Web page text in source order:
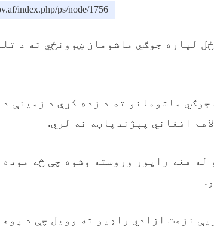
index.php/ps/node/1756
لپاره جوګي ماشومان ښوونځي ته د
ماشومانو ته د زده کړې د زمینې
افغاني پېژندپاڼه نه لري.
له هغه راپور وروسته وشوه چې څه موده
نزهت ازادي راډيو ته وویل چې د